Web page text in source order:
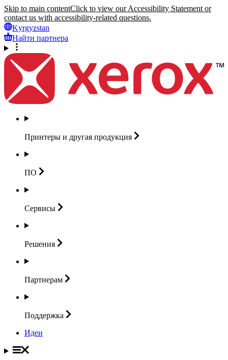
Skip to main contentClick to view our Accessibility Statement or
contact us with accessibility-related questions.
Kyrgyzstan
Найти партнера
Принтеры и другая продукция
ПО
Сервисы
Решения
Партнерам
Поддержка
Идеи